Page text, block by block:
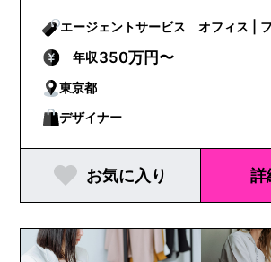
エージェントサービス オフィス | ファッション・
ビューティー
年収350万円〜
東京都
デザイナー
お気に入り 詳